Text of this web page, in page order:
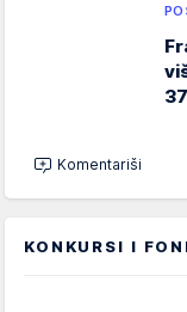
Komentariši
KONKURSI I